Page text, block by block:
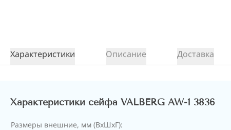
Характеристики Описание Доставка
Характеристики сейфа VALBERG AW-1 3836
Размеры внешние, мм (ВхШхГ):